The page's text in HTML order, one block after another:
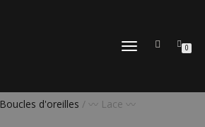
DÉPLIER
0
Boucles d'oreilles / 〰️ Lace 〰️